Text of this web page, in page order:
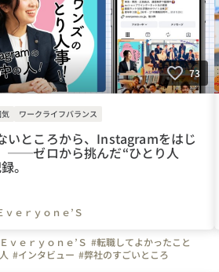
73
ワークライフバランス
いところから、Instagramをはじ
ゼロから挑んだ“ひとり人
。
ｖｅｒｙｏｎｅ’Ｓ
ｖｅｒｙｏｎｅ’Ｓ #転職してよかったこと
#インタビュー #弊社のすごいところ